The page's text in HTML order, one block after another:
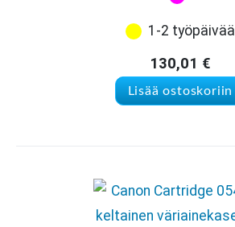
1-2 työpäivää
130,01 €
Lisää ostoskoriin